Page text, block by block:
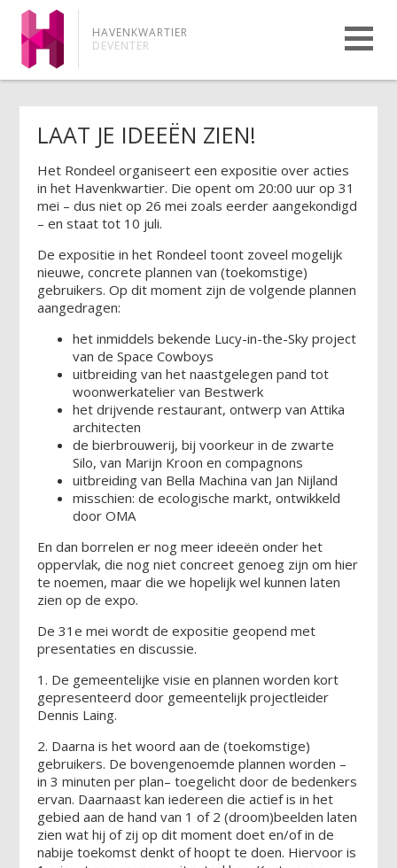
HAVENKWARTIER
DEVENTER
LAAT JE IDEEËN ZIEN!
Het Rondeel organiseert een expositie over acties
in het Havenkwartier. Die opent om 20:00 uur op 31
mei – dus niet op 26 mei zoals eerder aangekondigd
– en staat tot 10 juli.
De expositie in het Rondeel toont zoveel mogelijk
nieuwe, concrete plannen van (toekomstige)
gebruikers. Op dit moment zijn de volgende plannen
aangedragen:
het inmiddels bekende Lucy-in-the-Sky project
van de Space Cowboys
uitbreiding van het naastgelegen pand tot
woonwerkatelier van Bestwerk
het drijvende restaurant, ontwerp van Attika
architecten
de bierbrouwerij, bij voorkeur in de zwarte
Silo, van Marijn Kroon en compagnons
uitbreiding van Bella Machina van Jan Nijland
misschien: de ecologische markt, ontwikkeld
door OMA
En dan borrelen er nog meer ideeën onder het
oppervlak, die nog niet concreet genoeg zijn om hier
te noemen, maar die we hopelijk wel kunnen laten
zien op de expo.
De 31e mei wordt de expositie geopend met
presentaties en discussie.
1. De gemeentelijke visie en plannen worden kort
gepresenteerd door gemeentelijk projectleider
Dennis Laing.
2. Daarna is het woord aan de (toekomstige)
gebruikers. De bovengenoemde plannen worden –
in 3 minuten per plan– toegelicht door de bedenkers
ervan. Daarnaast kan iedereen die actief is in het
gebied aan de hand van 1 of 2 (droom)beelden laten
zien wat hij of zij op dit moment doet en/of in de
nabije toekomst denkt of hoopt te doen. Hiervoor is